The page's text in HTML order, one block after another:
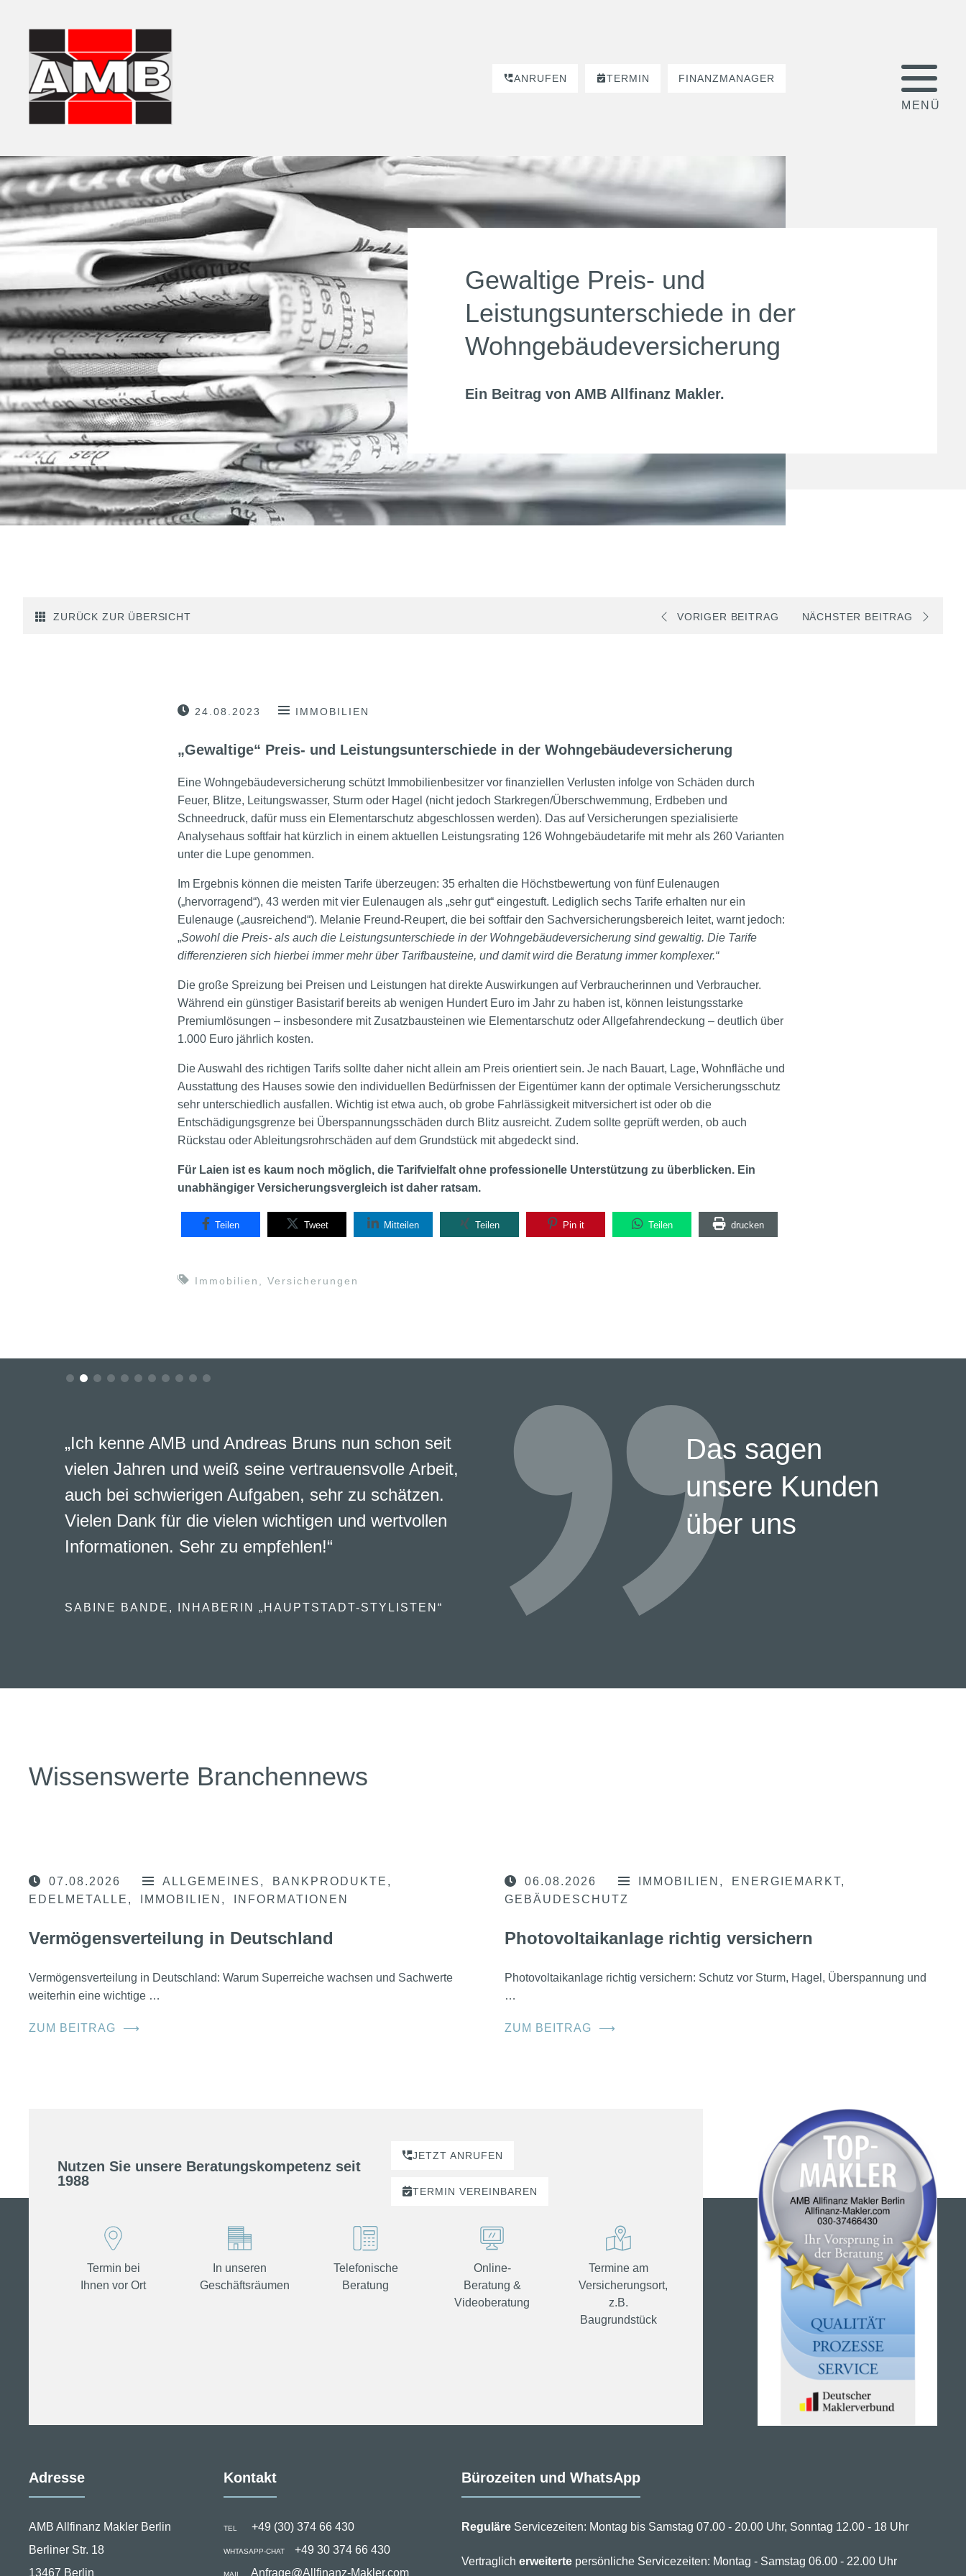
ANRUFEN TERMIN FINANZMANAGER
Gewaltige Preis- und
Leistungsunterschiede in der
Wohngebäudeversicherung
Ein Beitrag von AMB Allfinanz Makler.
ZURÜCK ZUR ÜBERSICHT VORIGER BEITRAG NÄCHSTER BEITRAG
24.08.2023 IMMOBILIEN
„Gewaltige“ Preis- und Leistungsunterschiede in der Wohngebäudeversicherung
Eine Wohngebäudeversicherung schützt Immobilienbesitzer vor finanziellen Verlusten infolge von Schäden durch
Feuer, Blitze, Leitungswasser, Sturm oder Hagel (nicht jedoch Starkregen/Überschwemmung, Erdbeben und
Schneedruck, dafür muss ein Elementarschutz abgeschlossen werden). Das auf Versicherungen spezialisierte
Analysehaus softfair hat kürzlich in einem aktuellen Leistungsrating 126 Wohngebäudetarife mit mehr als 260 Varianten
unter die Lupe genommen.
Im Ergebnis können die meisten Tarife überzeugen: 35 erhalten die Höchstbewertung von fünf Eulenaugen
(„hervorragend“), 43 werden mit vier Eulenaugen als „sehr gut“ eingestuft. Lediglich sechs Tarife erhalten nur ein
Eulenauge („ausreichend“). Melanie Freund-Reupert, die bei softfair den Sachversicherungsbereich leitet, warnt jedoch:
„Sowohl die Preis- als auch die Leistungsunterschiede in der Wohngebäudeversicherung sind gewaltig. Die Tarife
differenzieren sich hierbei immer mehr über Tarifbausteine, und damit wird die Beratung immer komplexer.“
Die große Spreizung bei Preisen und Leistungen hat direkte Auswirkungen auf Verbraucherinnen und Verbraucher.
Während ein günstiger Basistarif bereits ab wenigen Hundert Euro im Jahr zu haben ist, können leistungsstarke
Premiumlösungen – insbesondere mit Zusatzbausteinen wie Elementarschutz oder Allgefahrendeckung – deutlich über
1.000 Euro jährlich kosten.
Die Auswahl des richtigen Tarifs sollte daher nicht allein am Preis orientiert sein. Je nach Bauart, Lage, Wohnfläche und
Ausstattung des Hauses sowie den individuellen Bedürfnissen der Eigentümer kann der optimale Versicherungsschutz
sehr unterschiedlich ausfallen. Wichtig ist etwa auch, ob grobe Fahrlässigkeit mitversichert ist oder ob die
Entschädigungsgrenze bei Überspannungsschäden durch Blitz ausreicht. Zudem sollte geprüft werden, ob auch
Rückstau oder Ableitungsrohrschäden auf dem Grundstück mit abgedeckt sind.
Für Laien ist es kaum noch möglich, die Tarifvielfalt ohne professionelle Unterstützung zu überblicken. Ein
unabhängiger Versicherungsvergleich ist daher ratsam.
Teilen Tweet Mitteilen Teilen Pin it Teilen drucken
Immobilien Versicherungen
Das sagen
unsere Kunden
über uns
„Ich kenne AMB und Andreas Bruns nun schon seit
vielen Jahren und weiß seine vertrauensvolle Arbeit,
auch bei schwierigen Aufgaben, sehr zu schätzen.
Vielen Dank für die vielen wichtigen und wertvollen
Informationen. Sehr zu empfehlen!“
SABINE BANDE, INHABERIN „HAUPTSTADT-STYLISTEN“
Wissenswerte Branchennews
07.08.2026 ALLGEMEINES
BANKPRODUKTE
EDELMETALLE
IMMOBILIEN INFORMATIONEN
Vermögensverteilung in Deutschland
Vermögensverteilung in Deutschland: Warum Superreiche wachsen und Sachwerte
weiterhin eine wichtige …
ZUM BEITRAG ⟶
06.08.2026 IMMOBILIEN
ENERGIEMARKT
GEBÄUDESCHUTZ
Photovoltaikanlage richtig versichern
Photovoltaikanlage richtig versichern: Schutz vor Sturm, Hagel, Überspannung und
…
ZUM BEITRAG ⟶
Nutzen Sie unsere Beratungskompetenz seit
1988
JETZT ANRUFEN
TERMIN VEREINBAREN
Termin bei
Ihnen vor Ort
In unseren
Geschäftsräumen
Telefonische
Beratung
Online-
Beratung &
Videoberatung
Termine am
Versicherungsort,
z.B.
Baugrundstück
Adresse
AMB Allfinanz Makler Berlin
Berliner Str. 18
13467 Berlin
Kontakt
TEL +49 (30) 374 66 430
WHTASAPP-CHAT +49 30 374 66 430
MAIL Anfrage@Allfinanz-Makler.com
Bürozeiten und WhatsApp
ReguläreServicezeiten: Montag bis Samstag 07.00 - 20.00 Uhr, Sonntag 12.00 - 18 Uhr
Vertraglich erweitertepersönliche Servicezeiten: Montag - Samstag 06.00 - 22.00 Uhr